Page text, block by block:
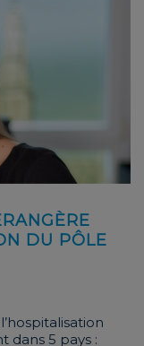
DU PÔLE
dans 5 pays :